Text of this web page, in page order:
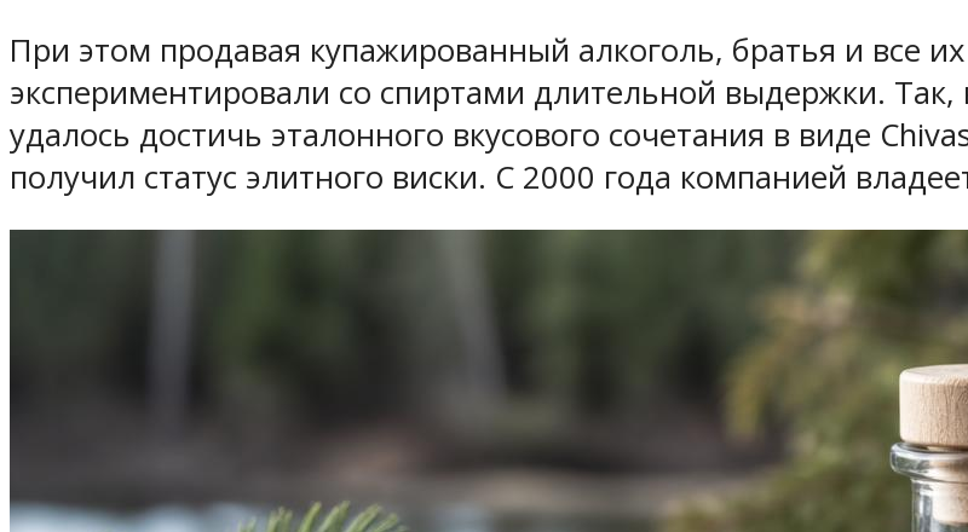
При этом продавая купажированный алкоголь, братья и все
экспериментировали со спиртами длительной выдержки. Так,
удалось достичь эталонного вкусового сочетания в виде
получил статус элитного виски. С 2000 года компанией